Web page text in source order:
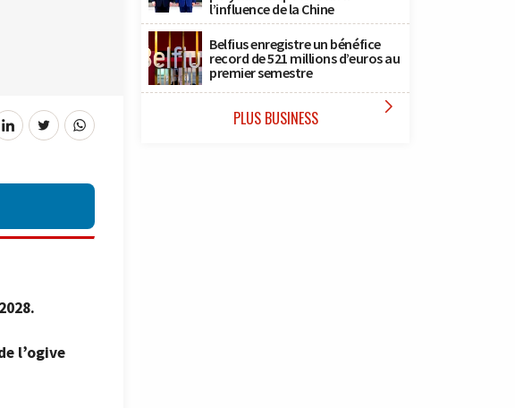
l’ogive
l’influence de la Chine
Belfius enregistre un bénéfice
record de 521 millions d’euros au
premier semestre
PLUS BUSINESS 